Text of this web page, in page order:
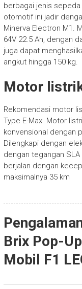
berbagai jenis
otomotif ini jadir
Minerva Electron M1.
64V 22.5 Ah, dengan
juga dapat
angkut hingga 150 kg.
Motor
Rekomendasi motor
Type E-Max. Motor
konvensional dengan
Dilengkapi dengan
dengan tegangan
berjalan dengan
maksimalnya 35 km
Brix Pop-
Mobil F1